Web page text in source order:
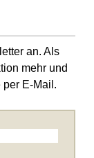
an. Als
mehr und
E-Mail.